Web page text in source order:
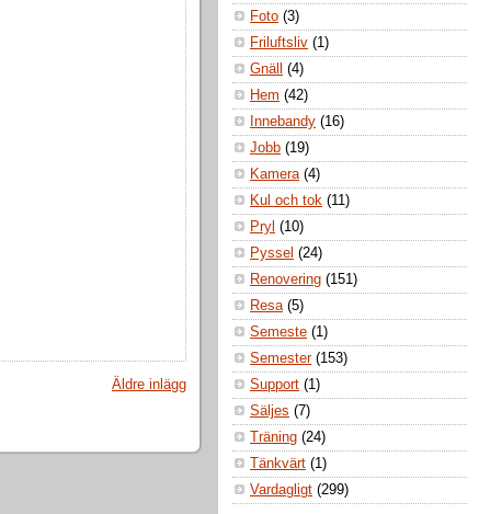
Äldre inlägg
Foto (3)
Friluftsliv (1)
Gnäll
(4)
Hem (42)
Innebandy (16)
Jobb (19)
Kamera (4)
Kul och tok (11)
Pryl (10)
Pyssel (24)
Renovering (151)
Resa (5)
Semeste (1)
Semester (153)
Support (1)
Säljes (7)
Träning (24)
Tänkvärt (1)
Vardagligt (299)